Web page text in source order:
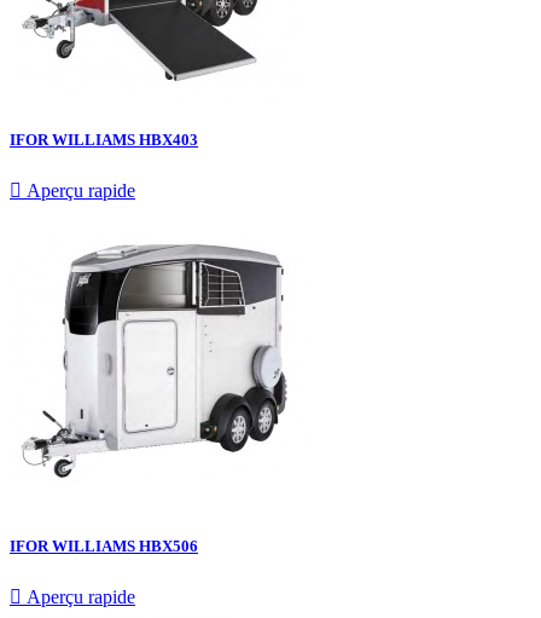
IFOR WILLIAMS HBX403
 Aperçu rapide
IFOR WILLIAMS HBX506
 Aperçu rapide